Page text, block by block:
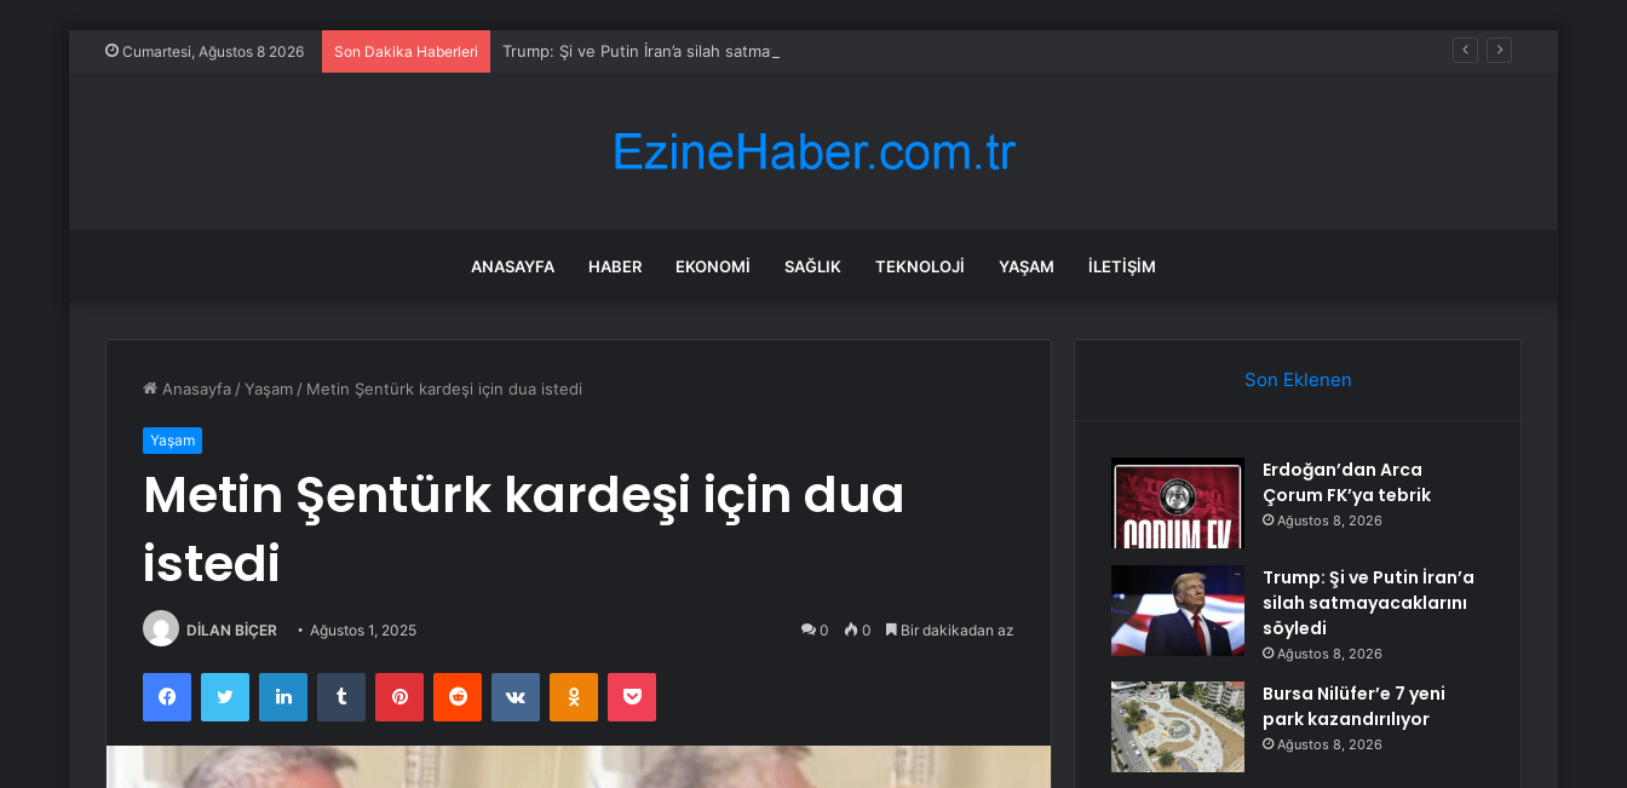
Cumartesi, Ağustos 8 2026 Son Dakika Haberleri Trump: Şi ve Putin İran’a silah satmayacaklarını söyledi
ANASAYFA HABER EKONOMI SAĞLIK TEKNOLOJI YAŞAM İLETIŞIM
Anasayfa /Yaşam / Metin Şentürk kardeşi için dua istedi
Yaşam
Metin Şentürk kardeşi için dua
istedi
DİLAN BİÇER Ağustos 1, 2025 0 0 Bir dakikadan az
FacebookTwitter LinkedInTumblr PinterestReddit VKontakteOdnoklassniki
Pocket
Son Eklenen
Erdoğan’dan Arca
Çorum FK’ya tebrik
Ağustos 8, 2026
Trump: Şi ve Putin İran’a
silah satmayacaklarını
söyledi
Ağustos 8, 2026
Bursa Nilüfer’e 7 yeni
park kazandırılıyor
Ağustos 8, 2026